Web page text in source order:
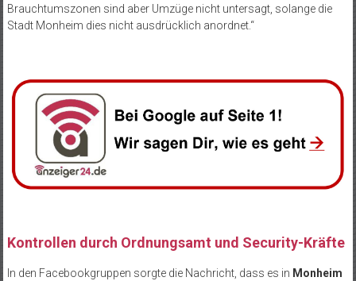
Brauchtumszonen sind aber Umzüge nicht untersagt, solange die
Stadt Monheim dies nicht ausdrücklich anordnet.“
Kontrollen durch Ordnungsamt und Security-Kräfte
In den Facebookgruppen sorgte die Nachricht, dass es in Monheim